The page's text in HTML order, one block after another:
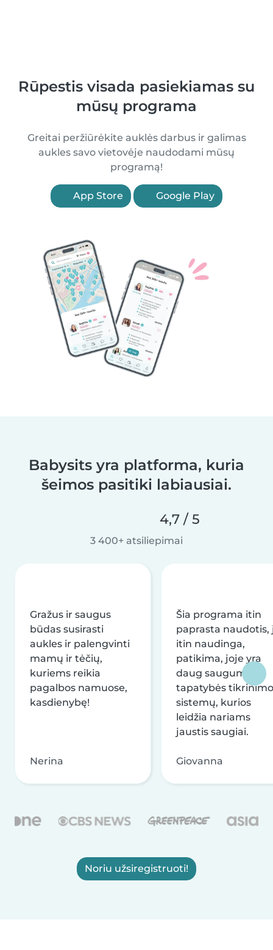
Rūpestis visada pasiekiamas su
mūsų programa
Greitai peržiūrėkite auklės darbus ir galimas
aukles savo vietovėje naudodami mūsų
programą!
App Store Google Play
Babysits yra platforma, kuria
šeimos pasitiki labiausiai.
4,7 / 5
3 400+ atsiliepimai
Gražus ir saugus
būdas susirasti
aukles ir palengvinti
mamų ir tėčių,
kuriems reikia
pagalbos namuose,
kasdienybę!
Nerina
Šia programa itin
paprasta naudotis,
itin naudinga,
patikima, joje yra
daug saugumo ir
tapatybės tikrinimo
sistemų, kurios
leidžia nariams
jaustis saugiai.
Giovanna
Noriu užsiregistruoti!